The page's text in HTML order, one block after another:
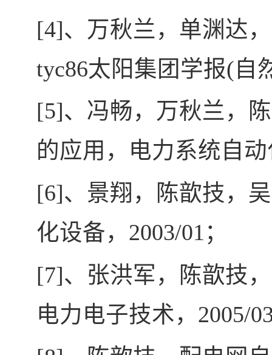
[4]、万秋兰，单渊达
tyc86太阳集团学报(自
[5]、冯畅，万秋兰，
的应用，电力系统自
[6]、景翔，陈歆技，
化设备， 2003/01 ；
[7]、张洪军，陈歆技
电力电子技术， 2005/